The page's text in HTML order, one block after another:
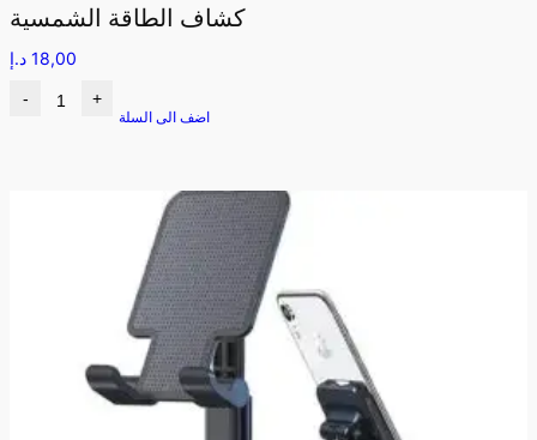
كشاف الطاقة الشمسية
18,00 د.إ
- +
اضف الى السلة